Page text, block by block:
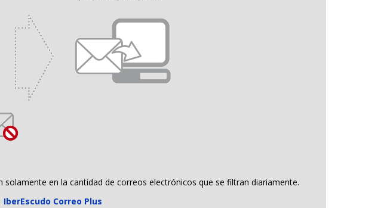
en la cantidad de correos electrónicos que se filtran diariamente.
IberEscudo Correo Plus